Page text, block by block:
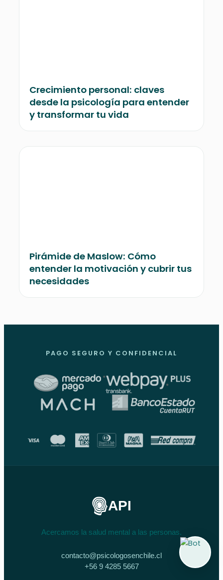
Crecimiento personal: claves
desde la psicología para entender
y transformar tu vida
Pirámide de Maslow: Cómo
entender la motivación y cubrir tus
necesidades
PAGO SEGURO Y CONFIDENCIAL
API
Acercamos la salud mental a las personas.
contacto@psicologosenchile.cl
+56 9 4285 5667